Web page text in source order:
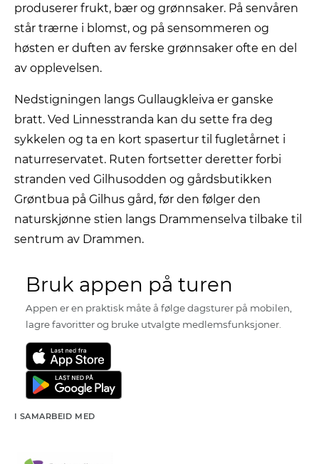
produserer frukt, bær og grønnsaker. På senvåren
står trærne i blomst, og på sensommeren og
høsten er duften av ferske grønnsaker ofte en del
av opplevelsen.
Nedstigningen langs Gullaugkleiva er ganske
bratt. Ved Linnesstranda kan du sette fra deg
sykkelen og ta en kort spasertur til fugletårnet i
naturreservatet. Ruten fortsetter deretter forbi
stranden ved Gilhusodden og gårdsbutikken
Grøntbua på Gilhus gård, før den følger den
naturskjønne stien langs Drammenselva tilbake til
sentrum av Drammen.
Bruk appen på turen
Appen er en praktisk måte å følge dagsturer på mobilen,
lagre favoritter og bruke utvalgte medlemsfunksjoner.
I SAMARBEID MED